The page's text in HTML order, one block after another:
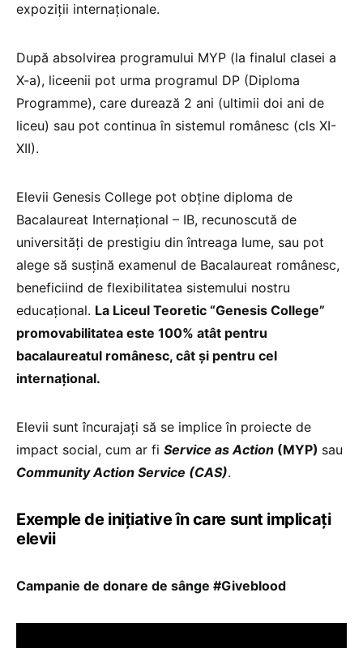
expoziții internaționale.
După absolvirea programului MYP (la finalul clasei a
X-a), liceenii pot urma programul DP (Diploma
Programme), care durează 2 ani (ultimii doi ani de
liceu) sau pot continua în sistemul românesc (cls XI-
XII).
Elevii Genesis College pot obține diploma de
Bacalaureat Internațional – IB, recunoscută de
universități de prestigiu din întreaga lume, sau pot
alege să susțină examenul de Bacalaureat românesc,
beneficiind de flexibilitatea sistemului nostru
educațional. La Liceul Teoretic “Genesis College”
promovabilitatea este 100% atât pentru
bacalaureatul românesc, cât și pentru cel
internațional.
Elevii sunt încurajați să se implice în proiecte de
impact social, cum ar fi Service as Action (MYP) sau
Community Action Service (CAS).
Exemple de inițiative în care sunt implicați
elevii
Campanie de donare de sânge #Giveblood